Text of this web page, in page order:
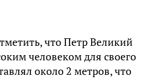
что Петр Великий
человеком для своего
около 2 метров, что